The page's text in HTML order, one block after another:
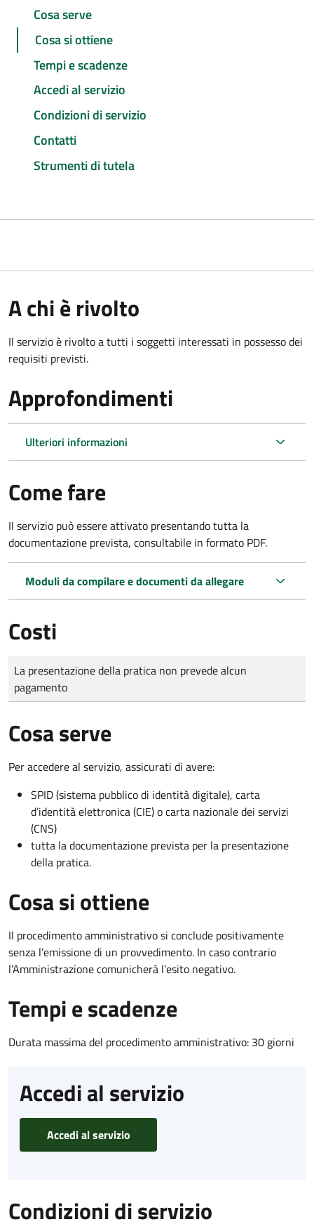
Cosa serve
Cosa si ottiene
Tempi e scadenze
Accedi al servizio
Condizioni di servizio
Contatti
Strumenti di tutela
A chi è rivolto
Il servizio è rivolto a tutti i soggetti interessati in possesso dei
requisiti previsti.
Approfondimenti
Ulteriori informazioni
Come fare
Il servizio può essere attivato presentando tutta la
documentazione prevista, consultabile in formato PDF.
Moduli da compilare e documenti da allegare
Costi
Tipo di pagamento
Importo
La presentazione della pratica non prevede alcun
pagamento
Cosa serve
Per accedere al servizio, assicurati di avere:
SPID (sistema pubblico di identità digitale), carta
d’identità elettronica (CIE) o carta nazionale dei servizi
(CNS)
tutta la documentazione prevista per la presentazione
della pratica.
Cosa si ottiene
Il procedimento amministrativo si conclude positivamente
senza l’emissione di un provvedimento. In caso contrario
l’Amministrazione comunicherà l’esito negativo.
Tempi e scadenze
Durata massima del procedimento amministrativo: 30 giorni
Accedi al servizio
Accedi al servizio
Condizioni di servizio